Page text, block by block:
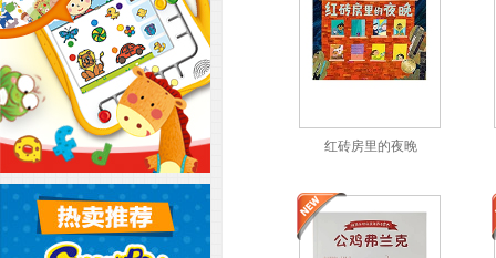
红砖房里的夜晚